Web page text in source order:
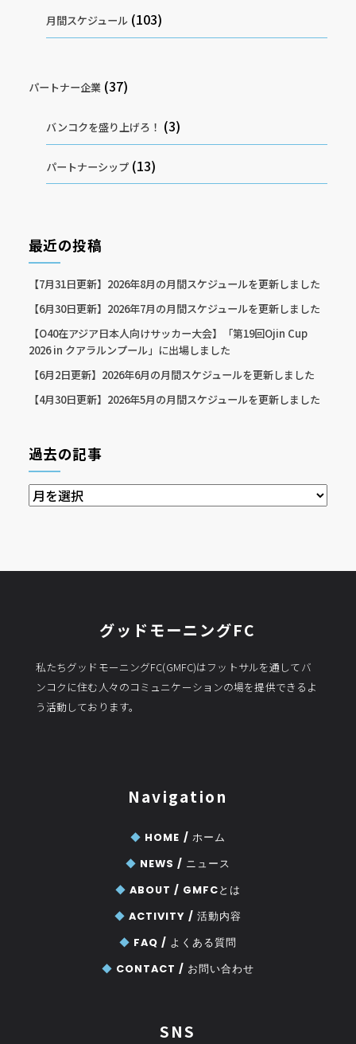
月間スケジュール (103)
パートナー企業 (37)
バンコクを盛り上げろ！ (3)
パートナーシップ (13)
最近の投稿
【7月31日更新】2026年8月の月間スケジュールを更新しました
【6月30日更新】2026年7月の月間スケジュールを更新しました
【O40在アジア日本人向けサッカー大会】「第19回Ojin Cup
2026 in クアラルンプール」に出場しました
【6月2日更新】2026年6月の月間スケジュールを更新しました
【4月30日更新】2026年5月の月間スケジュールを更新しました
過去の記事
過
去
事
グッドモーニングFC
私たちグッドモーニングFC(GMFC)はフットサルを通してバ
ンコクに住む人々のコミュニケーションの場を提供できるよ
う活動しております。
Navigation
◆ HOME / ホーム
◆ NEWS / ニュース
◆ ABOUT / GMFCとは
◆ ACTIVITY / 活動内容
◆ FAQ / よくある質問
◆ CONTACT / お問い合わせ
SNS